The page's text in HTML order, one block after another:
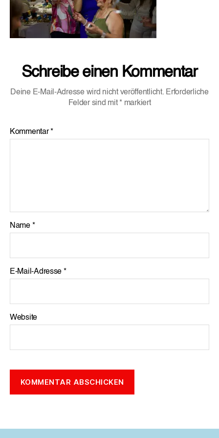
Schreibe einen Kommentar
Deine E-Mail-Adresse wird nicht veröffentlicht. Erforderliche
Felder sind mit * markiert
Kommentar*
Name *
E-Mail-Adresse *
Website